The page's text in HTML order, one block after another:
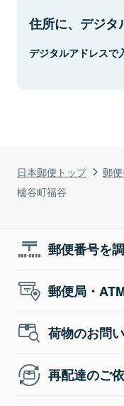
日本郵便トップ 郵
櫨谷町福谷
住所に、デジタ
デジタルアドレスで
郵便番号を
郵便局・
荷物のお問
再配達のご